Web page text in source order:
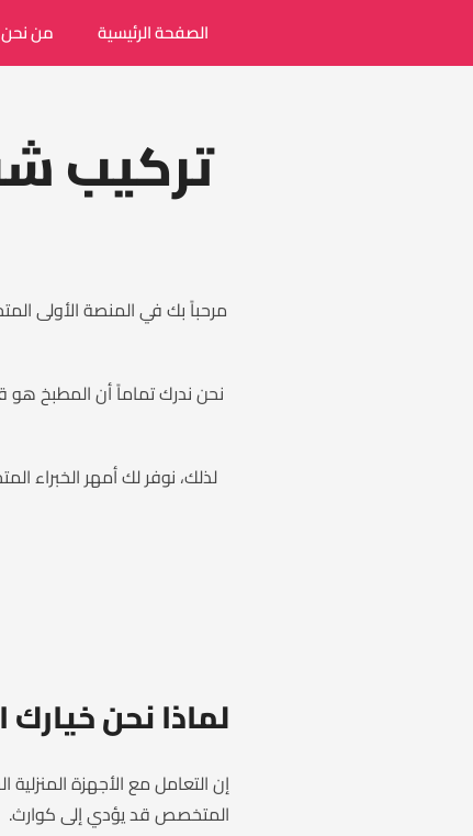
الصفحة الرئيسية من نحن
تركيب
مرحباً بك في المنصة الأولى
نحن ندرك تماماً أن المطبخ هو
لذلك، نوفر لك أمهر
لماذا نحن
إن التعامل مع الأجهزة
المتخصص قد يؤدي إلى كوارث.